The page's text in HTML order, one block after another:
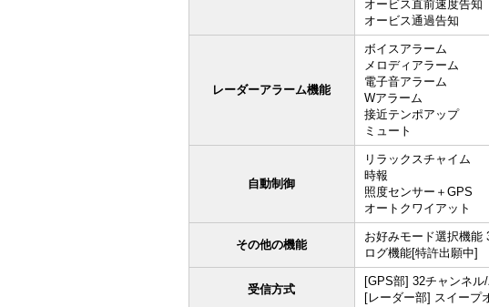
オービス直前速度告知
オービス通過告知
レーダーアラーム機能
ボイスアラーム
メロディアラーム
電子音アラーム
Wアラーム
接近テンポアップ
ミュート
自動制御
リラックスチャイム
時報
照度センサー＋GPS
オートクワイアット
その他の機能
お好みモード選択機能
ログ機能[特許出願中]
受信方式
[GPS部] 32チャンネル
[レーダー部] スイープ